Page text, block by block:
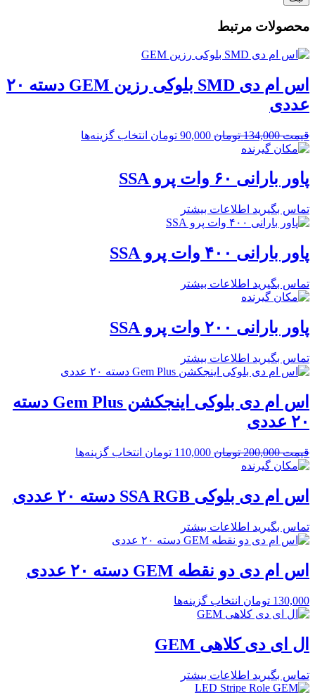
محصولات مرتبط
اس ام دی SMD بلوکی رزین GEM دسته ۲۰
عددی
قیمت134,000 تومان 90,000 تومان انتخاب گزینه‌ها
پاور بارانی ۶۰ وات پرو SSA
تماس بگیرید اطلاعات بیشتر
پاور بارانی ۴۰۰ وات پرو SSA
تماس بگیرید اطلاعات بیشتر
پاور بارانی ۲۰۰ وات پرو SSA
تماس بگیرید اطلاعات بیشتر
اس ام دی بلوکی اینجکشن Gem Plus دسته
۲۰ عددی
قیمت200,000 تومان 110,000 تومان انتخاب گزینه‌ها
اس ام دی بلوکی SSA RGB دسته ۲۰ عددی
تماس بگیرید اطلاعات بیشتر
اس ام دی دو نقطه GEM دسته ۲۰ عددی
130,000 تومان انتخاب گزینه‌ها
ال ای دی کلاهی GEM
تماس بگیرید اطلاعات بیشتر